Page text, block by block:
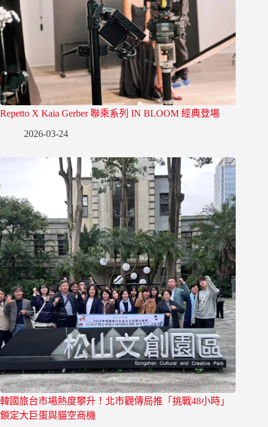
Repetto X Kaia Gerber 聯乘系列 IN BLOOM 經典登場
2026-03-24
韓國旅台市場熱度攀升！北市觀傳局推「挑戰48小時」
鎖定大巨蛋與貓空商機